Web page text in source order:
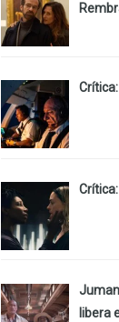
Crítica:
Crítica:
libera